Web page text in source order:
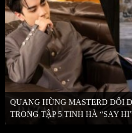
QUANG HÙNG MASTERD ĐỐI
TRONG TẬP 5 TINH HÀ “SAY